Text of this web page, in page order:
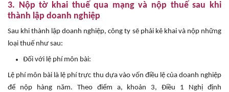
3. Nộp tờ khai thuế qua mạng và nộp thuế sau khi
thành lập doanh nghiệp
Sau khi thành lập doanh nghiệp, công ty sẽ phải kê khai và nộp những
loại thuế như sau:
Đối với lệ phí môn bài:
Lệ phí môn bài là lệ phí trực thu dựa vào vốn điều lệ của doanh nghiệp
để nộp hàng năm. Theo điểm a, khoản 3, Điều 1 Nghị định